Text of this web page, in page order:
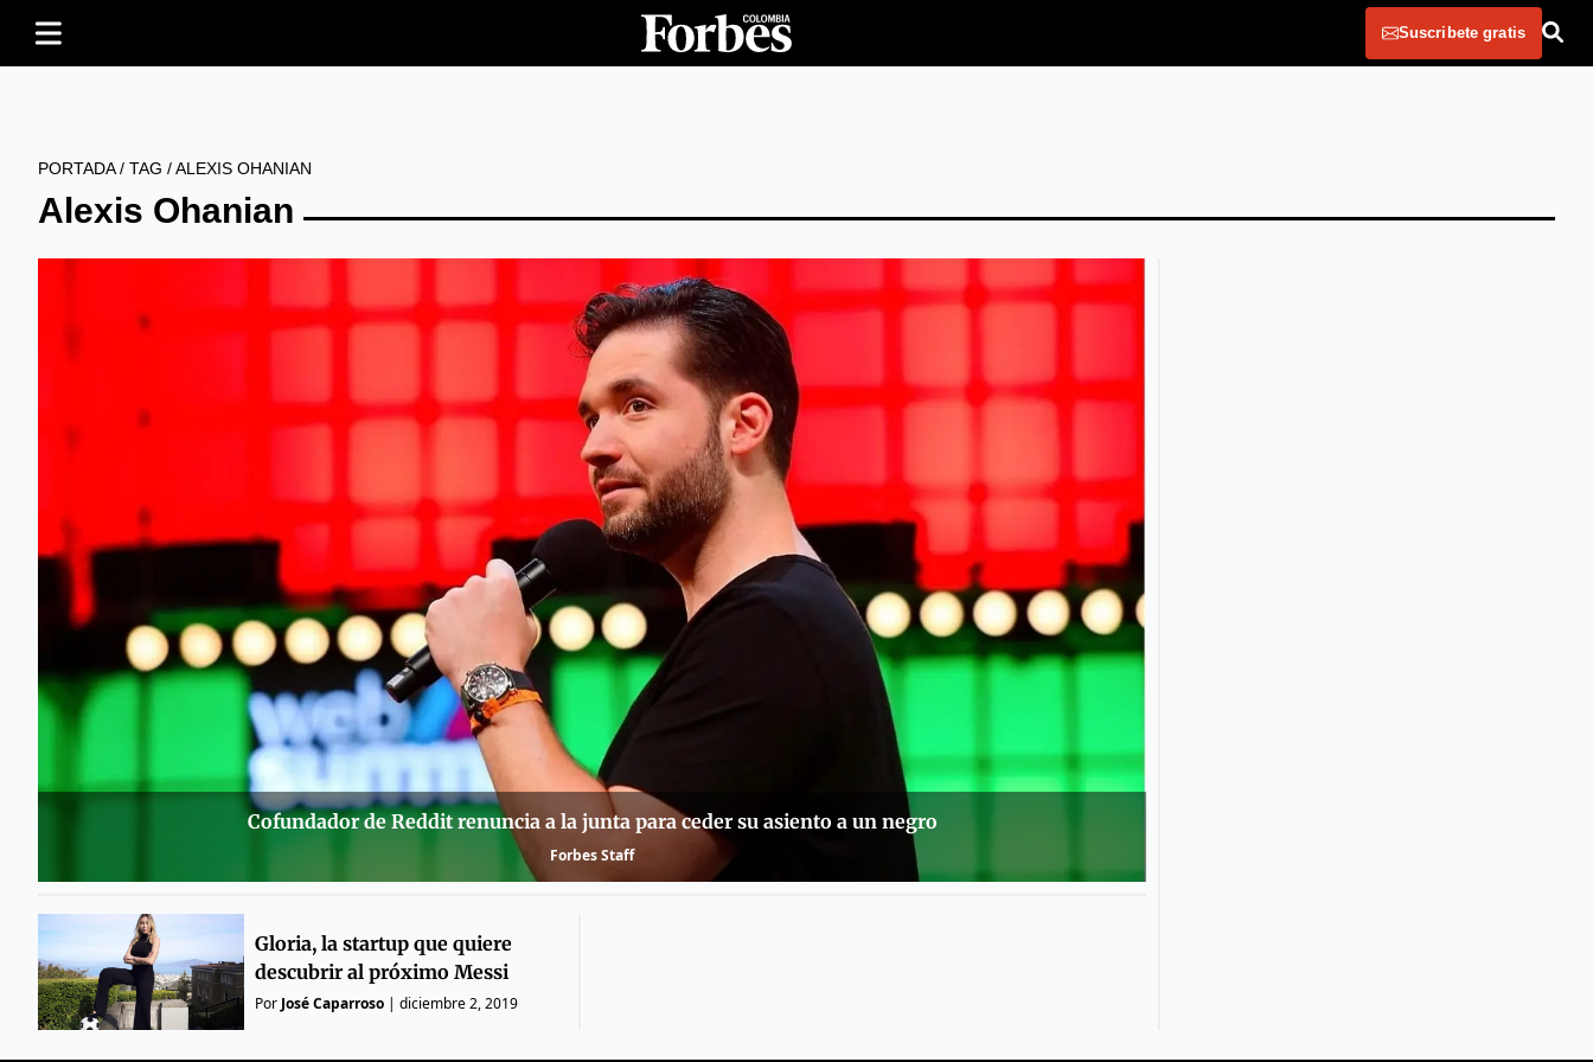
Suscribete gratis
PORTADA/ TAG /ALEXIS OHANIAN
Alexis Ohanian
Cofundador de Reddit renuncia a la junta para ceder su asiento a un negro
Forbes Staff
Gloria, la startup que quiere
descubrir al próximo Messi
Por José Caparroso| diciembre 2, 2019